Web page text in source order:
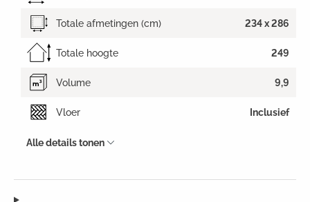
Totale afmetingen (cm) 234 x 286
Totale hoogte 249
Volume 9,9
Vloer Inclusief
Alle details tonen